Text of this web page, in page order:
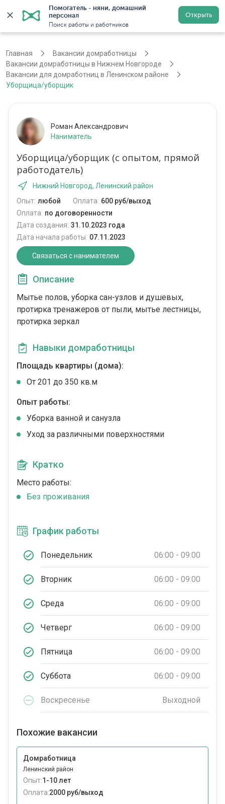
Помогатель - няни, домашний
персонал
Поиск работы и работников
Открыть
Нижний Новгород Регистрация
Главная
Вакансии домработницы
Вакансии домработницы в Нижнем Новгороде
Вакансии для домработниц в Ленинском районе
Уборщица/уборщик
Роман Александрович
Наниматель
Уборщица/уборщик (с опытом, прямой
работодатель)
Нижний Новгород, Ленинский район
Опыт: любой Оплата: 600 руб/выход
Оплата: по договоренности
Дата создания: 31.10.2023 года
Дата начала работы: 07.11.2023
Связаться с нанимателем
Описание
Мытье полов, уборка сан-узлов и душевых,
протирка тренажеров от пыли, мытье лестницы,
протирка зеркал
Навыки домработницы
Площадь квартиры (дома):
От 201 до 350 кв.м
Опыт работы:
Уборка ванной и санузла
Уход за различными поверхностями
Кратко
Место работы:
Без проживания
График работы
Понедельник 06:00 - 09:00
Вторник 06:00 - 09:00
Среда 06:00 - 09:00
Четверг 06:00 - 09:00
Пятница 06:00 - 09:00
Суббота 06:00 - 09:00
Воскресенье Выходной
Похожие вакансии
Домработница
Ленинский район
Опыт:1-10 лет
Оплата:2000 руб/выход